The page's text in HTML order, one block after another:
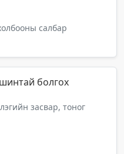
салбар
болгох
засвар, тоног